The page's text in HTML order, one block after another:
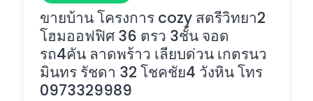
ขายบ้าน โครงการ cozy สตรีวิทยา2
โฮมออฟฟิศ 36 ตรว 3ชั้น จอด
รถ4คัน ลาดพร้าว เลียบด่วน เกตรนว
มินทร รัชดา 32 โชคชัย4 วังหิน โทร
0973329989